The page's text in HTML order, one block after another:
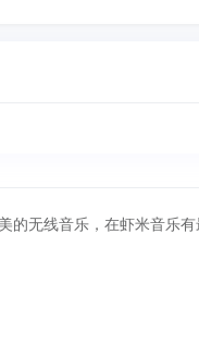
无线音乐，在虾米音乐有